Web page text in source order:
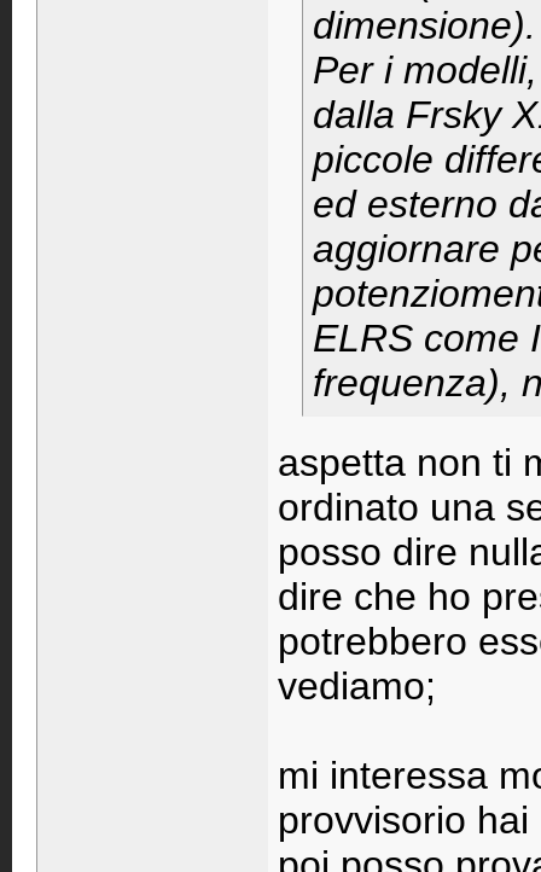
dimensione).
Per i
dalla Frsky
piccole
ed esterno
aggiornare
ELRS come
frequenza),
aspetta non ti
ordinato una
posso dire
dire che ho
potrebbero
vediamo;
mi interessa
provvisorio